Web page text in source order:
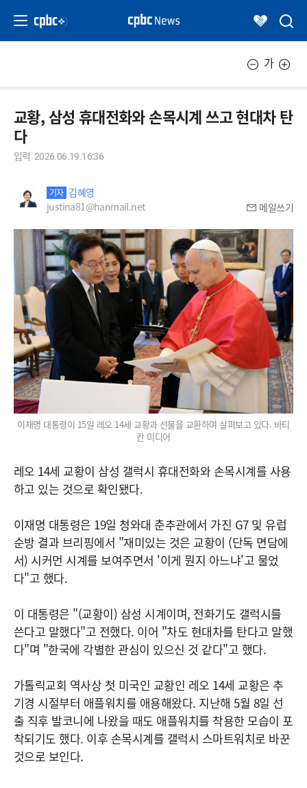
가
교황, 삼성 휴대전화와 손목시계 쓰고 현대차 탄
다
입력 2026.06.19.16:36
기자 김혜영
justina81@hanmail.net
메일쓰기
이재명 대통령이 15일 레오 14세 교황과 선물을 교환하며 살펴보고 있다. 바티
칸 미디어
레오 14세 교황이 삼성 갤럭시 휴대전화와 손목시계를 사용
하고 있는 것으로 확인됐다.
이재명 대통령은 19일 청와대 춘추관에서 가진 G7 및 유럽
순방 결과 브리핑에서 "재미있는 것은 교황이 (단독 면담에
서) 시커먼 시계를 보여주면서 '이게 뭔지 아느냐'고 물었
다"고 했다.
이 대통령은 "(교황이) 삼성 시계이며, 전화기도 갤럭시를
쓴다고 말했다"고 전했다. 이어 "차도 현대차를 탄다고 말했
다"며 "한국에 각별한 관심이 있으신 것 같다"고 했다.
가톨릭교회 역사상 첫 미국인 교황인 레오 14세 교황은 추
기경 시절부터 애플워치를 애용해왔다. 지난해 5월 8일 선
출 직후 발코니에 나왔을 때도 애플워치를 착용한 모습이 포
착되기도 했다. 이후 손목시계를 갤럭시 스마트워치로 바꾼
것으로 보인다.